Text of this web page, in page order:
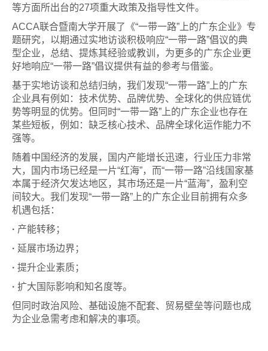
等方面所出台的27项重大政策及指导性文件。
ACCA联合暨南大学开展了《“一带一路”上的广东企业》专
题研究，以期通过实地访谈积极响应“一带一路”倡议的典
型企业，总结、提炼其经验或教训，为更多的广东企业更
好地响应“一带一路”倡议提供有益的参考与借鉴。
基于实地访谈和总结归纳，我们发现“一带一路”上的广东
企业具有例如：技术优势、品牌优势、全球化的供应链优
势等明显的优势。但同时“一带一路”上的广东企业也存在
某些短板，例如：缺乏核心技术、品牌全球化运作能力不
强等。
随着中国经济的发展，国内产能增长迅速，行业压力非常
大，国内市场已经是一片“红海”，而“一带一路”沿线国家基
本属于经济欠发达地区，其市场还是一片“蓝海”，盈利空
间较大。我们发现“一带一路”上的广东企业目前拥有众多
机遇包括：
· 产能转移；
· 延展市场边界；
· 提升企业素质；
· 扩大国际影响和知名度等。
但同时政治风险、基础设施不配套、贸易壁垒等问题也成
为企业急需考虑和解决的事项。